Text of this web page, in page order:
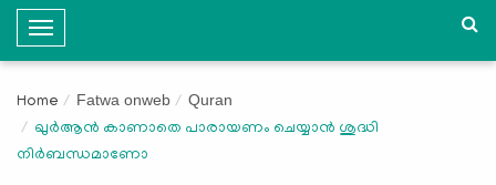
T
o
g
l
e
Home Fatwa onweb Quran
ഖുര്‍ആന്‍ കാണാതെ പാരായണം ചെയ്യാന്‍ ശുദ്ധി
നിര്‍ബന്ധമാണോ